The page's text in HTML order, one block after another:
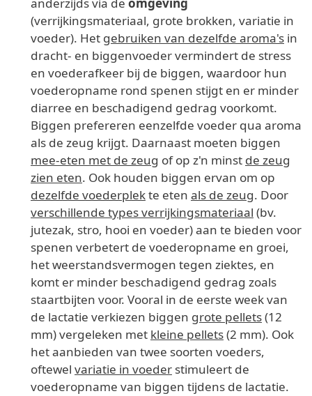
anderzijds via de omgeving
(verrijkingsmateriaal, grote brokken, variatie in
voeder). Het gebruiken van dezelfde aroma's in
dracht- en biggenvoeder vermindert de stress
en voederafkeer bij de biggen, waardoor hun
voederopname rond spenen stijgt en er minder
diarree en beschadigend gedrag voorkomt.
Biggen prefereren eenzelfde voeder qua aroma
als de zeug krijgt. Daarnaast moeten biggen
mee-eten met de zeug of op z'n minst de zeug
zien eten. Ook houden biggen ervan om op
dezelfde voederplekte eten als de zeug. Door
verschillende types verrijkingsmateriaal (bv.
jutezak, stro, hooi en voeder) aan te bieden voor
spenen verbetert de voederopname en groei,
het weerstandsvermogen tegen ziektes, en
komt er minder beschadigend gedrag zoals
staartbijten voor. Vooral in de eerste week van
de lactatie verkiezen biggen grote pellets(12
mm) vergeleken met kleine pellets(2 mm). Ook
het aanbieden van twee soorten voeders,
oftewel variatie in voeder stimuleert de
voederopname van biggen tijdens de lactatie.